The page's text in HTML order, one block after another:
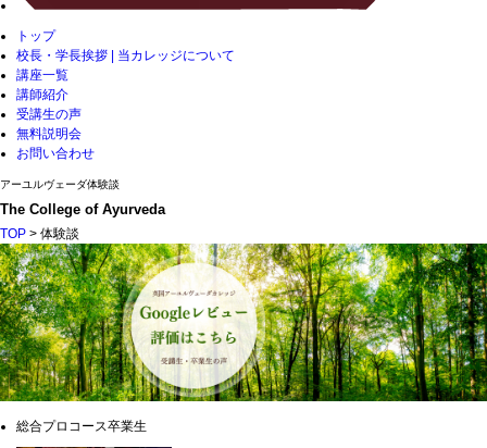
トップ
校長・学長挨拶 | 当カレッジについて
講座一覧
講師紹介
受講生の声
無料説明会
お問い合わせ
アーユルヴェーダ体験談
The College of Ayurveda
TOP > 体験談
総合プロコース卒業生